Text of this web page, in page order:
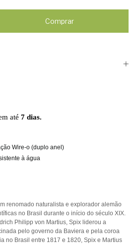
até 7 dias.
Wire-o (duplo anel)
à água
renomado naturalista e explorador alemão
no Brasil durante o início do século XIX.
Philipp von Martius, Spix liderou a
pelo governo da Baviera e pela coroa
no Brasil entre 1817 e 1820, Spix e Martius